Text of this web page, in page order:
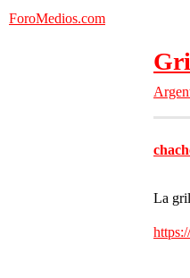
ForoMedios.com
La